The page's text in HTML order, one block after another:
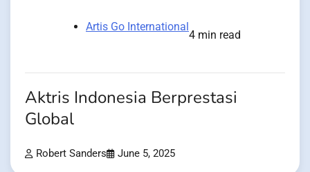
Artis Go International
4 min read
Aktris Indonesia Berprestasi
Global
Robert Sanders June 5, 2025